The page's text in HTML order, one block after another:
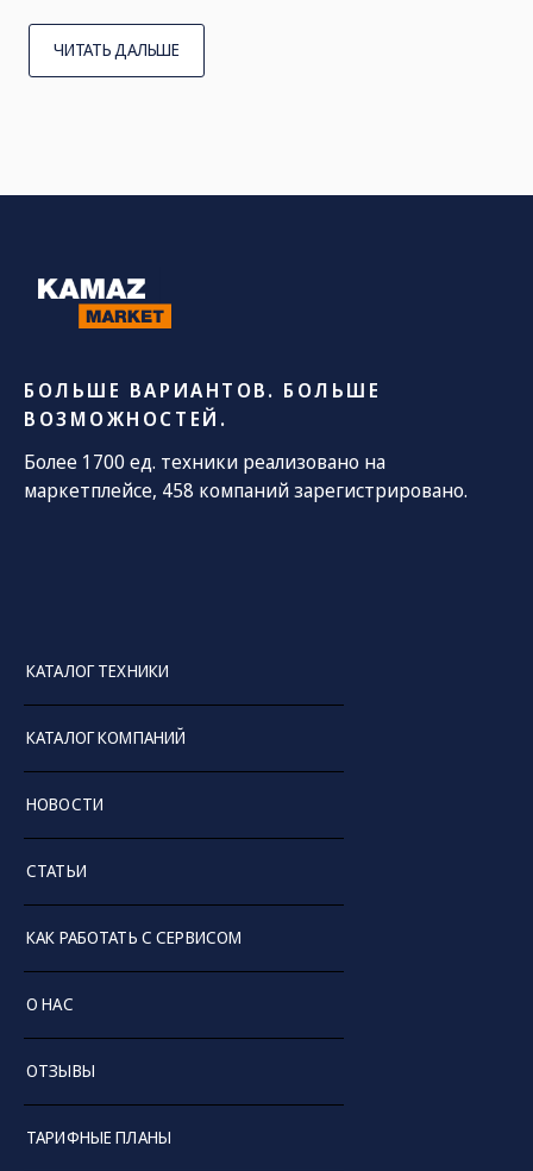
ЧИТАТЬ ДАЛЬШЕ
БОЛЬШЕ ВАРИАНТОВ. БОЛЬШЕ
ВОЗМОЖНОСТЕЙ.
Более 1700 ед. техники реализовано на
маркетплейсе, 458 компаний зарегистрировано.
КАТАЛОГ ТЕХНИКИ
КАТАЛОГ КОМПАНИЙ
НОВОСТИ
СТАТЬИ
КАК РАБОТАТЬ С СЕРВИСОМ
О НАС
ОТЗЫВЫ
ТАРИФНЫЕ ПЛАНЫ